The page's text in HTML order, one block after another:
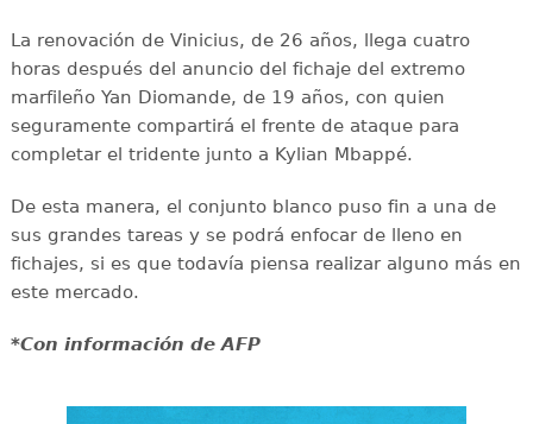
La renovación de Vinicius, de 26 años, llega cuatro
horas después del anuncio del fichaje del extremo
marfileño Yan Diomande, de 19 años, con quien
seguramente compartirá el frente de ataque para
completar el tridente junto a Kylian Mbappé.
De esta manera, el conjunto blanco puso fin a una de
sus grandes tareas y se podrá enfocar de lleno en
fichajes, si es que todavía piensa realizar alguno más en
este mercado.
*Con información de AFP